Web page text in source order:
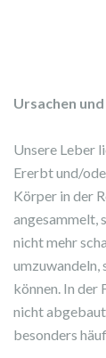
Ursachen
Unsere Leber
Ererbt und/
Körper in der
angesammelt,
nicht mehr
umzuwandeln,
können. In der
nicht
besonders